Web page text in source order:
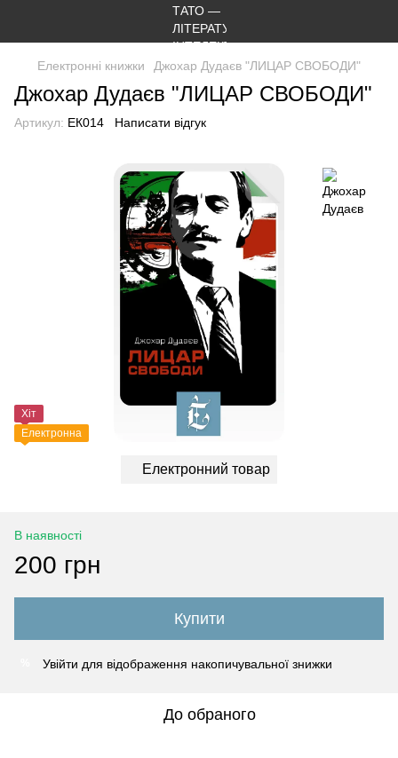
Електронні книжки Джохар Дудаєв "ЛИЦАР СВОБОДИ"
Джохар Дудаєв "ЛИЦАР СВОБОДИ"
Артикул: ЕК014 Написати відгук
Хіт
Електронна
Електронний товар
В наявності
200 грн
Купити
Увійти для відображення накопичувальної знижки
До обраного